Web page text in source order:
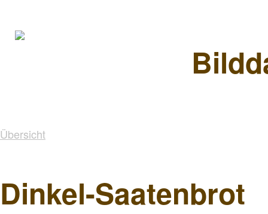
Übersicht
Dinkel-Saatenbrot